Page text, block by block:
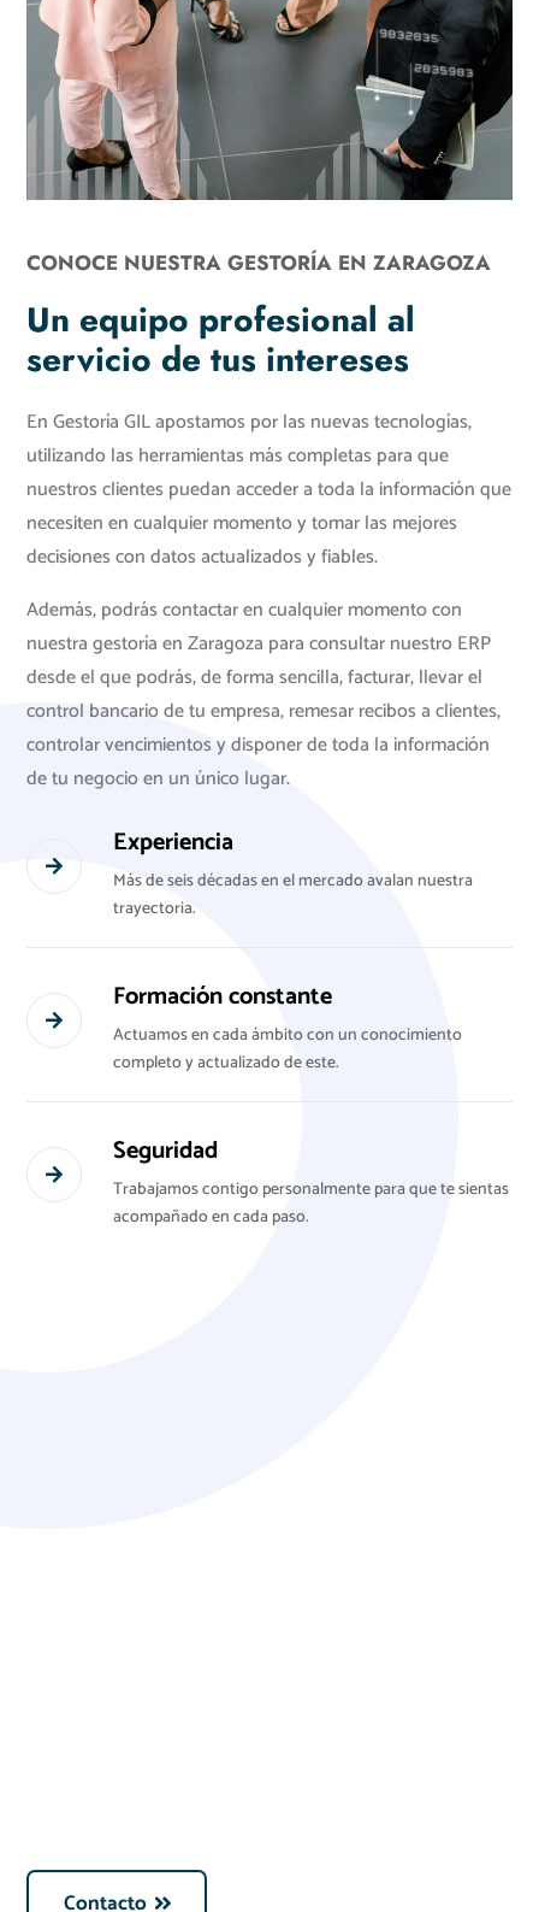
CONOCE NUESTRA GESTORÍA EN ZARAGOZA
Un equipo profesional al
servicio de tus intereses
En Gestoría GIL apostamos por las nuevas tecnologías,
utilizando las herramientas más completas para que
nuestros clientes puedan acceder a toda la información que
necesiten en cualquier momento y tomar las mejores
decisiones con datos actualizados y fiables.
Además, podrás contactar en cualquier momento con
nuestra gestoría en Zaragoza para consultar nuestro ERP
desde el que podrás, de forma sencilla, facturar, llevar el
control bancario de tu empresa, remesar recibos a clientes,
controlar vencimientos y disponer de toda la información
de tu negocio en un único lugar.

Experiencia
Más de seis décadas en el mercado avalan nuestra
trayectoria.

Formación constante
Actuamos en cada ámbito con un conocimiento
completo y actualizado de este.

Seguridad
Trabajamos contigo personalmente para que te sientas
acompañado en cada paso.
Contacto